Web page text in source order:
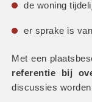
de woning
er sprake is
Met een
referentie bij
discussies